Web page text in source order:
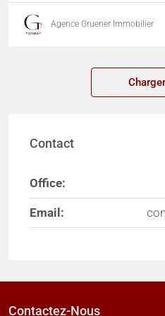
Agence Gruener Immobilier
Contact
Office:
Email:
Contactez-Nous